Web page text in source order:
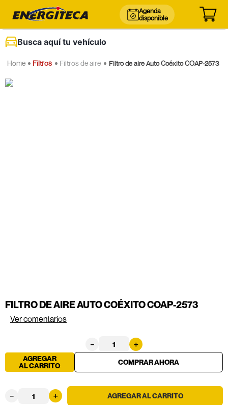
Agenda
disponible
Busca aquí tu vehículo
Filtros Filtros de aire Filtro de aire Auto Coéxito COAP-2573
FILTRO DE AIRE AUTO COÉXITO COAP-2573
Ver comentarios
＋
－
AGREGAR
AL CARRITO
＋
－